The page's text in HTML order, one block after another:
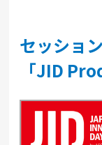
セッショ
「JID